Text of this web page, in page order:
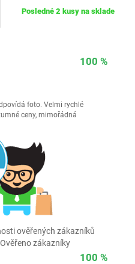
Posledné 2 kusy na sklade
100 %
foto. Velmi rychlé
ceny, mimořádná
ověřených zákazníků
zákazníky
100 %